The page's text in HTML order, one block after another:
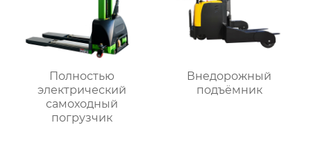
Полностью
электрический
самоходный
погрузчик
Внедорожный
подъёмник